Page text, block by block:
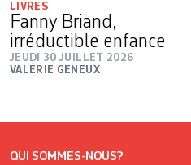
LIVRES
Fanny Briand,
irréductible enfance
JEUDI 30 JUILLET 2026
VALÉRIE GENEUX
QUI SOMMES-NOUS?